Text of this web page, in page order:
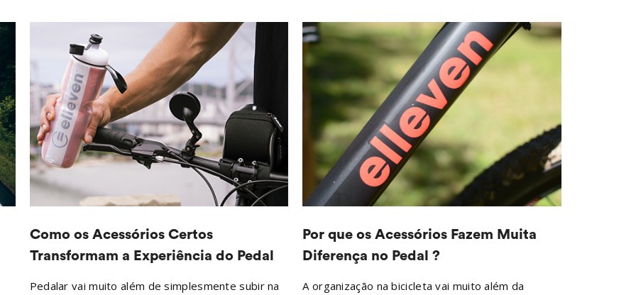
Como os Acessórios Certos
Transformam a Experiência do Pedal
Pedalar vai muito além de simplesmente subir na
Por que os Acessórios Fazem Muita
Diferença no Pedal ?
A organização na bicicleta vai muito além da